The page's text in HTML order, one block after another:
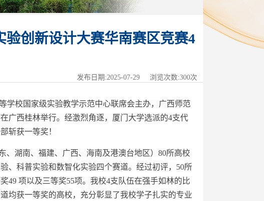
创新设计大赛华南赛区竞赛4
发布日期:2025-07-29 浏览次数:300次
学校国家级实验教学示范中心联席会主办，广西师范
广西桂林举行。经激烈角逐，厦门大学选派的4支代
斩获一等奖！
、湖南、福建、广西、海南及港澳台地区）80所高校
、科普实验和数智化实验四个赛道。经过初评，50所
49 项以及三等奖55项。我校4支队伍在强手如林的比
均获一等奖的高校，充分彰显了我校学子扎实的专业